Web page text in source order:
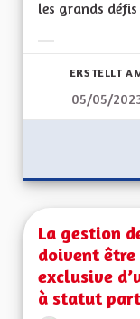
les grands défis
ERSTELLT
05/05/
La gestion
doivent être
exclusive
à statut